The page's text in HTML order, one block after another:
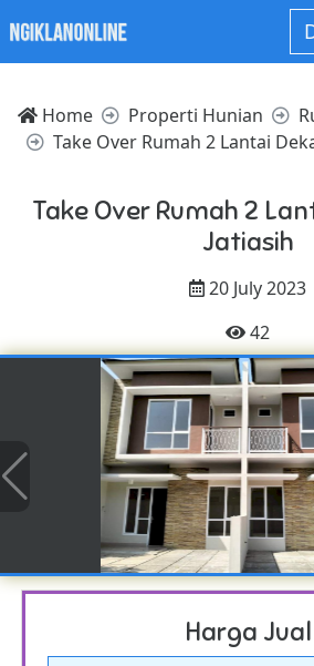
Home Properti Hunian
Take Over Rumah 2 Lantai
Take Over Rumah 2
Jatiasih
20 July 2023
42
Harga Jual